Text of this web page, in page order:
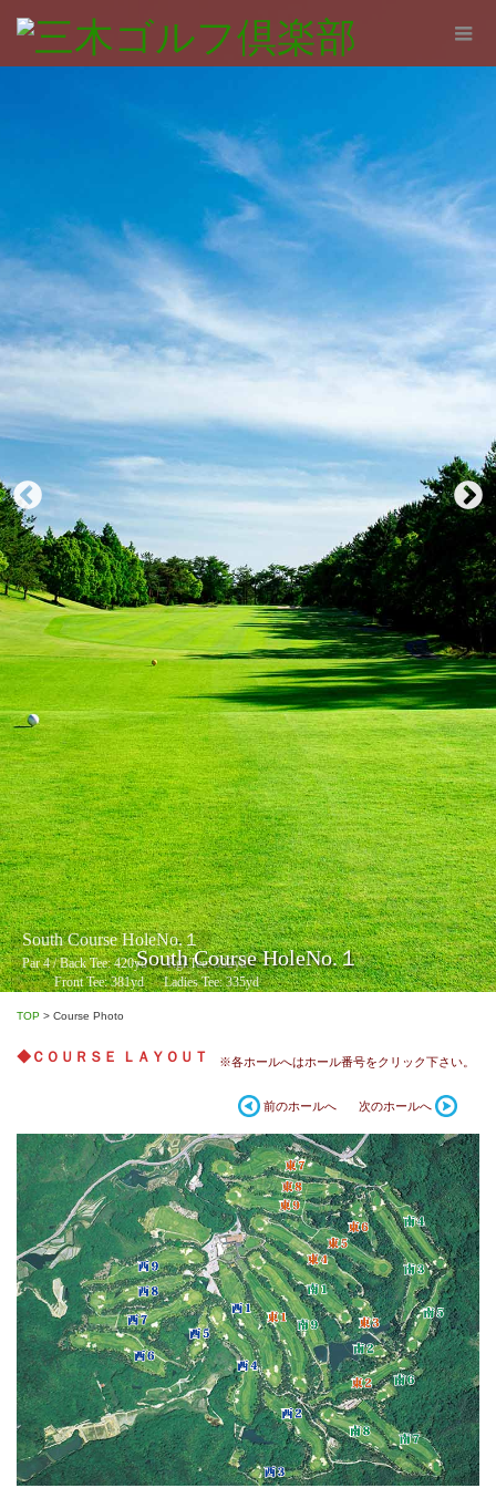
South Course HoleNo.１
Par 4 / Back Tee: 420yd Rgl.Tee: 392yd
Front Tee: 381yd Ladies Tee: 335yd
South Course HoleNo.１
TOP > Course Photo
◆ＣＯＵＲＳＥ ＬＡＹＯＵＴ ※各ホールへはホール番号をクリック下さい。
前のホールへ 次のホールへ